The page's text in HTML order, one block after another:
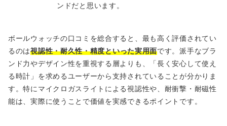
ンドだと思います。
ボールウォッチの口コミを総合すると、最も高く評価されてい
るのは視認性・耐久性・精度といった実用面です。派手なブラ
ンド力やデザイン性を重視する層よりも、「長く安心して使え
る時計」を求めるユーザーから支持されていることが分かりま
す。特にマイクロガスライトによる視認性や、耐衝撃・耐磁性
能は、実際に使うことで価値を実感できるポイントです。